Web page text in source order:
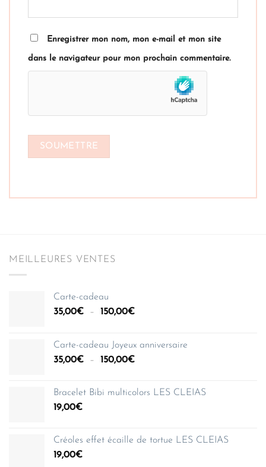
Enregistrer mon nom, mon e-mail et mon site
dans le navigateur pour mon prochain commentaire.
MEILLEURES VENTES
Carte-cadeau
35,00€ – 150,00€Plage
35,00€
à
Carte-cadeau Joyeux anniversaire
35,00€ – 150,00€Plage
35,00€
Bracelet Bibi multicolors LES CLEIAS
19,00€
Créoles effet écaille de tortue LES CLEIAS
19,00€